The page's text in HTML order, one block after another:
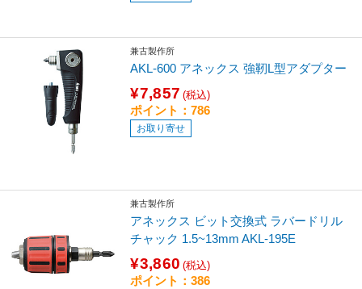
兼古製作所
AKL-600 アネックス 強靭L型アダプター
¥7,857 (税込)
ポイント：786
お取り寄せ
兼古製作所
アネックス ビット交換式 ラバードリル
チャック 1.5~13mm AKL-195E
¥3,860 (税込)
ポイント：386